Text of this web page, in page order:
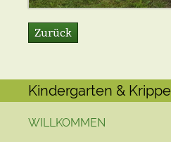
Zurück
Kindergarten & Krippe
WILLKOMMEN